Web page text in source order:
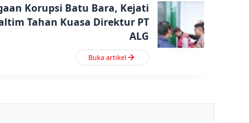
Korupsi Batu Bara, Kejati
Tahan Kuasa Direktur PT
ALG
Buka artikel